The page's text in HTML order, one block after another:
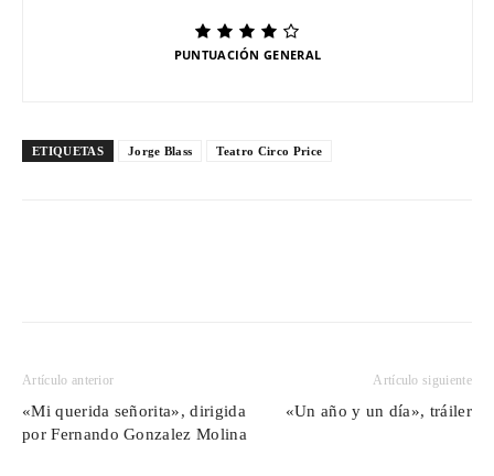
PUNTUACIÓN GENERAL
ETIQUETAS Jorge Blass Teatro Circo Price
Artículo anterior
«Mi querida señorita», dirigida
por Fernando Gonzalez Molina
Artículo siguiente
«Un año y un día», tráiler